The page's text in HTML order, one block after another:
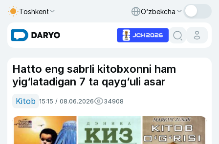
Toshkent O‘zbekcha
Hatto eng sabrli kitobxonni ham
yig‘latadigan 7 ta qayg‘uli asar
Kitob 15:15 / 08.06.2026 34908